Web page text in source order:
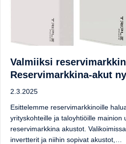
Valmiiksi
Reservimarkkina-akut
2.3.2025
Esittelemme reservimarkkinoille
yrityskohteille ja taloyhtiöille mainion
reservimarkkina akustot.
invertterit ja niihin sopivat akustot,…